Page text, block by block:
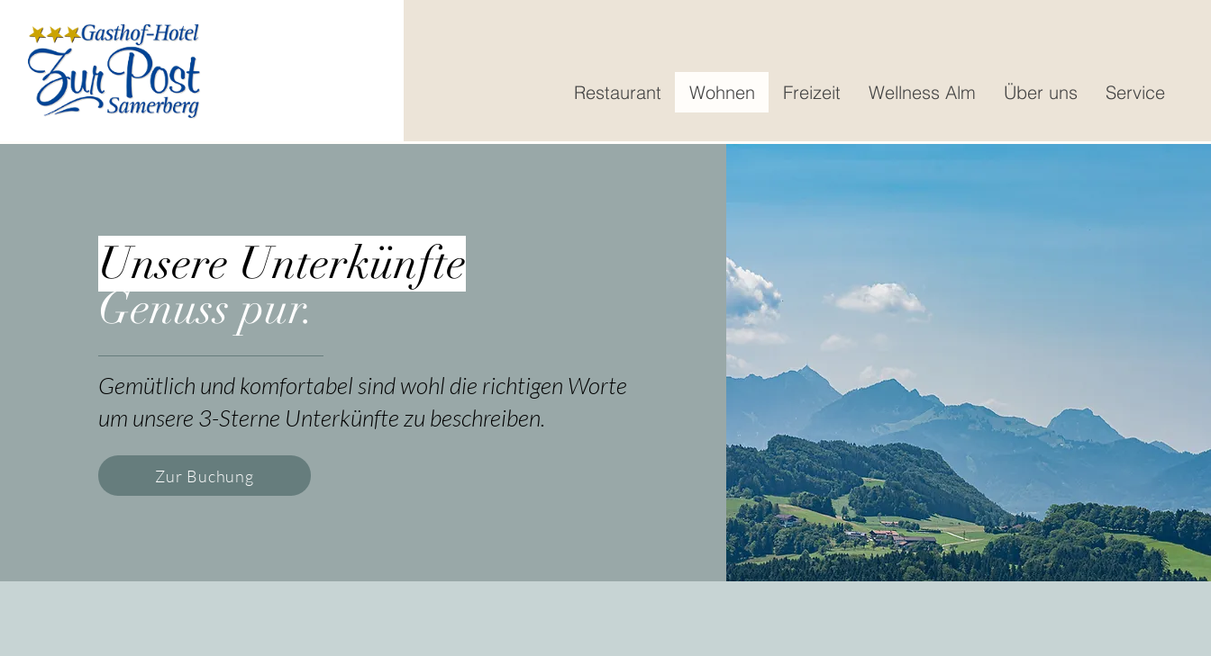
Restaurant Wohnen Freizeit Wellness Alm Über uns Service
Unsere Unterkünfte
Genuss pur.
Gemütlich und komfortabel sind wohl die richtigen Worte
um unsere 3-Sterne Unterkünfte zu beschreiben.
Zur Buchung